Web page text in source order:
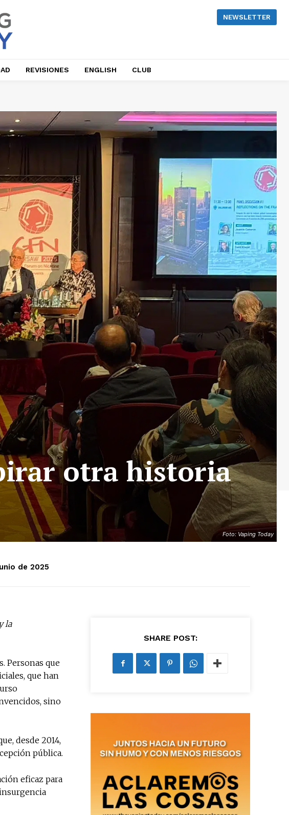
de las últimas
boletín diario y recibe todas las
y la reducción de daños en tu correo
NEWSLETTER
REVISIONES ENGLISH CLUB
Foto: Vaping Today
otra historia
de 2025
la
Personas que
que han
sino
desde 2014,
pública.
eficaz para
SHARE POST: